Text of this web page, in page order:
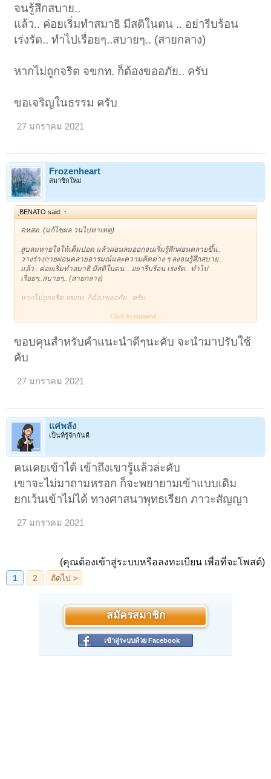
จนรู้สึกสบาย..
แล้ว.. ค่อยเริ่มทำสมาธิ มีสติในตน .. อย่ารีบร้อน
เร่งรัด.. ทำไปเรื่อยๆ..สบายๆ.. (สายกลาง)
หากไม่ถูกจริต จขกท. ก็ต้องขออภัย.. ครับ
ขอเจริญในธรรม ครับ
27 มกราคม 2021
Frozenheart
สมาชิกใหม่
ฺBENATO said: ↑
คหสต. (แก้ไขผล วนไปหาเหตุ)
สูบลมหายใจให้เต็มปอด แล้วผ่อนลมออกจนเริ่มรู้สึกผ่อนคลายขึ้น..
วางร่างกายผ่อนคลายอารมณ์และความคิดต่าง ๆ ลงจนรู้สึกสบาย..
แล้ว.. ค่อยเริ่มทำสมาธิ มีสติในตน .. อย่ารีบร้อน เร่งรัด.. ทำไป
เรื่อยๆ..สบายๆ.. (สายกลาง)
หากไม่ถูกจริต จขกท. ก็ต้องขออภัย.. ครับ
Click to expand...
ขอบคุนสำหรับคำแนะนำดีๆนะคับ จะนำมาปรับใช้
คับ
27 มกราคม 2021
แค่พลัง
เป็นที่รู้จักกันดี
คนเคยเข้าได้ เข้าถึงเขารู้แล้วล่ะคับ
เขาจะไม่มาถามหรอก ก็จะพยายามเข้าแบบเดิม
ยกเว้นเข้าไม่ได้ ทางศาสนาพุทธเรียก ภาวะสัญญา
27 มกราคม 2021
(คุณต้องเข้าสู่ระบบหรือลงทะเบียน เพื่อที่จะโพสต์)
สมัครสมาชิก
เข้าสู่ระบบด้วย Facebook